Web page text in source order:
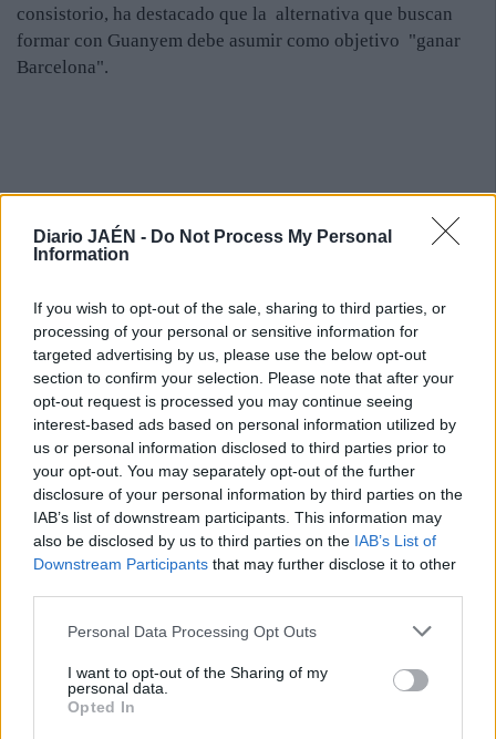
Diario JAÉN - Do Not Process My Personal
Information
If you wish to opt-out of the sale, sharing to third parties, or
processing of your personal or sensitive information for
targeted advertising by us, please use the below opt-out
section to confirm your selection. Please note that after your
opt-out request is processed you may continue seeing
interest-based ads based on personal information utilized by
us or personal information disclosed to third parties prior to
your opt-out. You may separately opt-out of the further
disclosure of your personal information by third parties on the
IAB’s list of downstream participants. This information may
also be disclosed by us to third parties on the IAB’s List of
Downstream Participants that may further disclose it to other
Personal Data Processing Opt Outs
I want to opt-out of the Sharing of my
personal data.
Opted In
consistorio, ha destacado que la alternativa que buscan
formar con Guanyem debe asumir como objetivo "ganar
Barcelona".